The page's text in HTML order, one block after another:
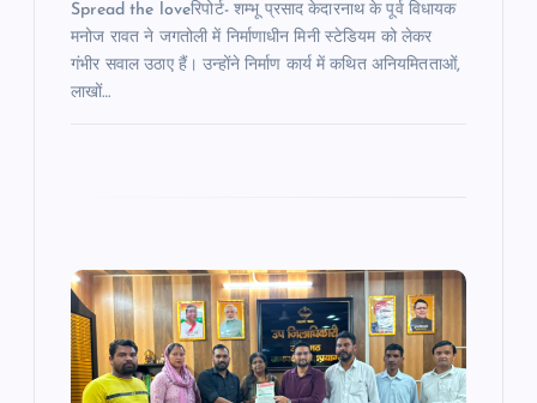
Spread the loveरिपोर्ट- शम्भू प्रसाद केदारनाथ के पूर्व विधायक
मनोज रावत ने जगतोली में निर्माणाधीन मिनी स्टेडियम को लेकर
गंभीर सवाल उठाए हैं। उन्होंने निर्माण कार्य में कथित अनियमितताओं,
लाखों…